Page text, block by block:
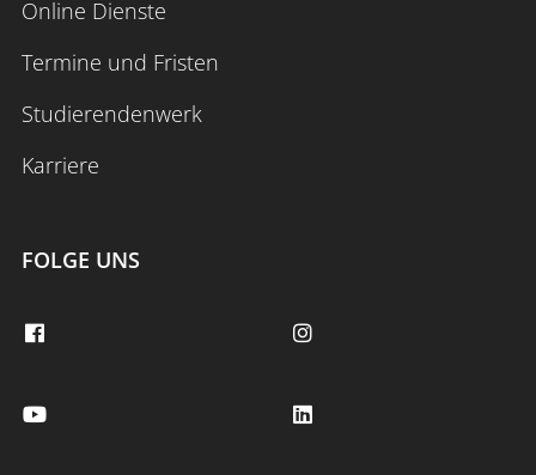
Online Dienste
Termine und Fristen
Studierendenwerk
Karriere
FOLGE UNS